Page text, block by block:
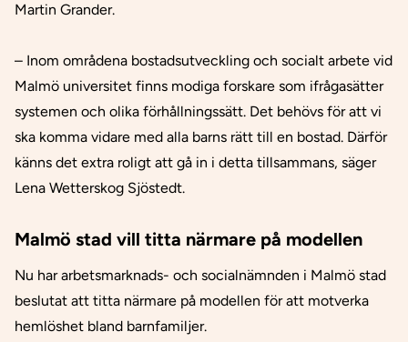
Martin Grander.
– Inom områdena bostadsutveckling och socialt arbete vid
Malmö universitet finns modiga forskare som ifrågasätter
systemen och olika förhållningssätt. Det behövs för att vi
ska komma vidare med alla barns rätt till en bostad. Därför
känns det extra roligt att gå in i detta tillsammans, säger
Lena Wetterskog Sjöstedt.
Malmö stad vill titta närmare på modellen
Nu har arbetsmarknads- och socialnämnden i Malmö stad
beslutat att titta närmare på modellen för att motverka
hemlöshet bland barnfamiljer.